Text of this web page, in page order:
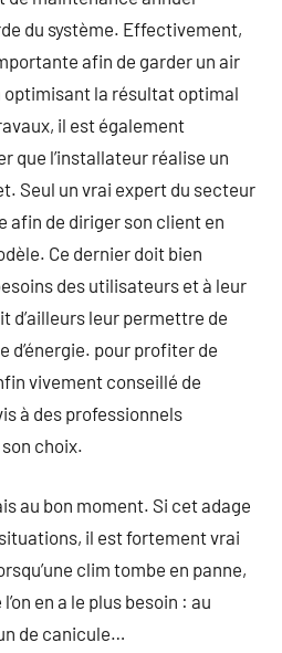
du système. Effectivement,
afin de garder un air
optimisant la résultat optimal
il est également
que l’installateur réalise un
Seul un vrai expert du secteur
afin de diriger son client en
Ce dernier doit bien
des utilisateurs et à leur
d’ailleurs leur permettre de
d’énergie. pour profiter de
vivement conseillé de
à des professionnels
choix.
au bon moment. Si cet adage
il est fortement vrai
clim tombe en panne,
en a le plus besoin : au
de canicule…